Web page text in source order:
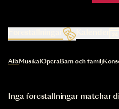
Kalender
Val av kategori uppdaterar innehållet
AllaMusikal OperaBarn och familj
Inga föreställningar matchar